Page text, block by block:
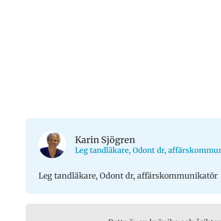
Karin Sjögren
Leg tandläkare, Odont dr,
Leg tandläkare, Odont dr, affärskommunikatör